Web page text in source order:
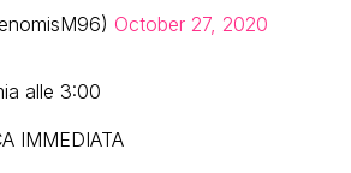
October 27, 2020
alle 3:00
IMMEDIATA